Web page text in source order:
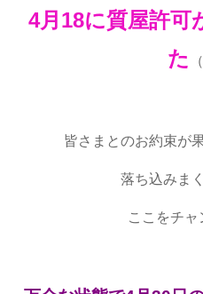
4月18に質屋許可
た
皆さまとのお約束が
落ち込みま
ここをチャ